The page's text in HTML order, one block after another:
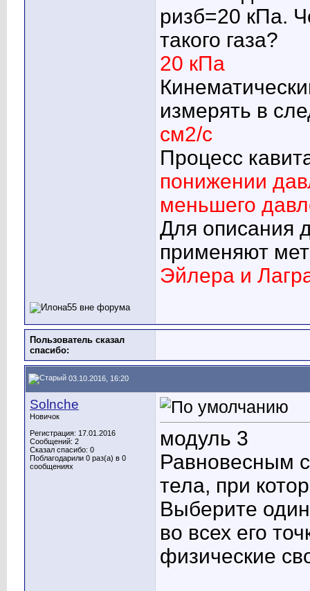
pизб=20 кПа.
такого газа?
20 кПа
измерять в
см2/с
Процесс
понижении
меньшего
Для описания
применяют
Эйлера и
Пользователь сказал
cпасибо:
03.10.2016, 16:20
Solnche
Новичок
Регистрация: 17.01.2016
Сообщений: 2
Сказал спасибо: 0
Поблагодарили 0 раз(а) в 0
сообщениях
модуль 3
Равновесным
тела, при
Выберите
во всех его
физические